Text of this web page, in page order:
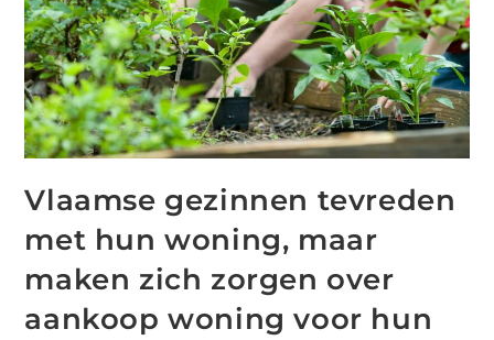
Vlaamse gezinnen tevreden
met hun woning, maar
maken zich zorgen over
aankoop woning voor hun